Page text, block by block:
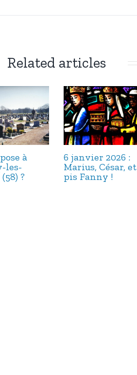
Related articles
à
les-
?
6 janvier 2026 :
Marius, César, et
pis Fanny !